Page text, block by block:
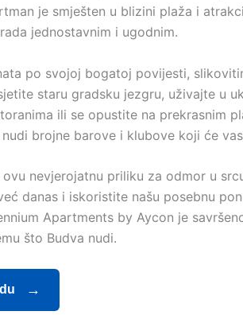
je smješten u blizini plaža i
jednostavnim i ugodnim.
po svojoj bogatoj povijesti,
staru gradsku jezgru, uživajte u
ili se opustite na prekrasnim
brojne barove i klubove koji će
nevjerojatnu priliku za odmor u
danas i iskoristite našu posebnu
Apartments by Aycon je
što Budva nudi.